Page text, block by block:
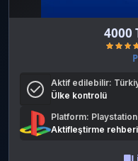
4000
Aktif edilebilir:
Ülke kontrolü
Platform: Playstation
Aktifleştirme rehberi